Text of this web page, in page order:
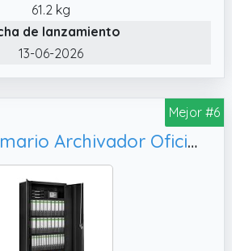
(An x Pr x Al): 92 x 42 x 195 cm
61.2 kg
de lanzamiento
13-06-2026
Mejor #6
tectake® Armario Archivador Oficina en Acero, 180x80x40 cm - Negro/Negro